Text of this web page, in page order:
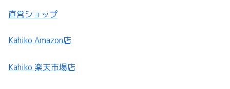
直営ショップ
Kahiko Amazon店
Kahiko 楽天市場店